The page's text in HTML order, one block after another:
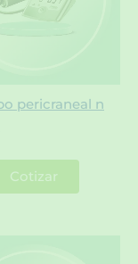
pericraneal n
Cotizar